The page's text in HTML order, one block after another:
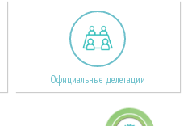
Официальные делегации